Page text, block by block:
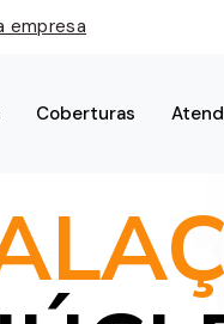
empresa
Coberturas